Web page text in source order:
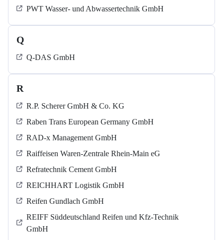
PWT Wasser- und Abwassertechnik GmbH
Q
Q-DAS GmbH
R
R.P. Scherer GmbH & Co. KG
Raben Trans European Germany GmbH
RAD-x Management GmbH
Raiffeisen Waren-Zentrale Rhein-Main eG
Refratechnik Cement GmbH
REICHHART Logistik GmbH
Reifen Gundlach GmbH
REIFF Süddeutschland Reifen und Kfz-Technik
GmbH